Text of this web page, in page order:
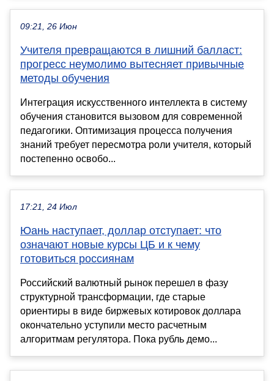
09:21, 26 Июн
Учителя превращаются в лишний балласт:
прогресс неумолимо вытесняет привычные
методы обучения
Интеграция искусственного интеллекта в систему
обучения становится вызовом для современной
педагогики. Оптимизация процесса получения
знаний требует пересмотра роли учителя, который
постепенно освобо...
17:21, 24 Июл
Юань наступает, доллар отступает: что
означают новые курсы ЦБ и к чему
готовиться россиянам
Российский валютный рынок перешел в фазу
структурной трансформации, где старые
ориентиры в виде биржевых котировок доллара
окончательно уступили место расчетным
алгоритмам регулятора. Пока рубль демо...